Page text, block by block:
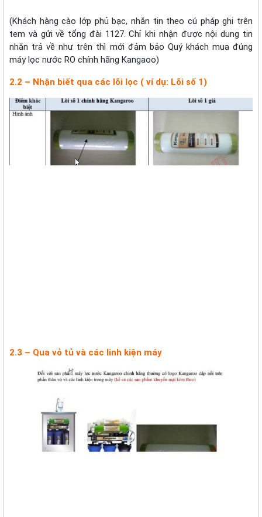
(Khách hàng cào lớp phủ bạc, nhắn tin theo cú pháp ghi trên
tem và gửi về tổng đài 1127. Chỉ khi nhận được nội dung tin
nhắn trả về như trên thì mới đảm bảo Quý khách mua đúng
máy lọc nước RO chính hãng Kangaoo)
2.2 – Nhận biết qua các lõi lọc ( ví dụ: Lõi số 1)
2.3 – Qua vỏ tủ và các linh kiện máy